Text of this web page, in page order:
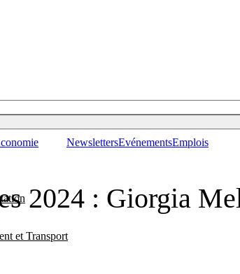
et Transport
NewslettersEvénementsEmplois
2024 : Giorgia